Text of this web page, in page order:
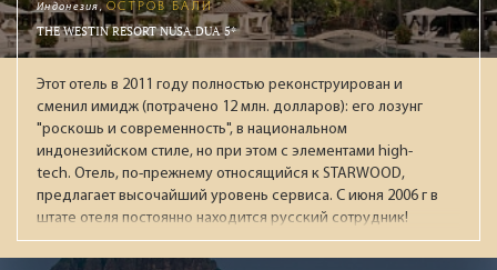
Индонезия,ОСТРОВ БАЛИ
THE WESTIN RESORT NUSA DUA 5*
Этот отель в 2011 году полностью реконструирован и
сменил имидж (потрачено 12 млн. долларов): его лозунг
"роскошь и современность", в национальном
индонезийском стиле, но при этом с элементами high-
tech. Отель, по-прежнему относящийся к STARWOOD,
предлагает высочайший уровень сервиса. С июня 2006 г в
штате отеля постоянно находится русский сотрудник!